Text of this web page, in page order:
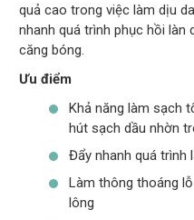
quả cao trong việc làm dịu
nhanh quá trình phục hồi làn
căng bóng.
Ưu điểm
Khả năng làm sạch
hút sạch dầu nhờn
Đẩy nhanh quá trình
Làm thông thoáng
lông